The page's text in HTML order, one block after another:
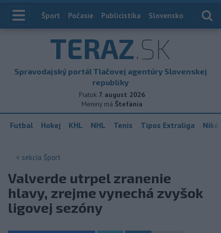
Index
Šport Počasie Publicistika Slovensko
TERAZ.SK
Spravodajský portál Tlačovej agentúry Slovenskej
republiky
Piatok 7. august 2026
Meniny má Štefánia
Futbal Hokej KHL NHL Tenis Tipos Extraliga
< sekcia Šport
Valverde utrpel zranenie
hlavy, zrejme vynechá zvyšok
ligovej sezóny